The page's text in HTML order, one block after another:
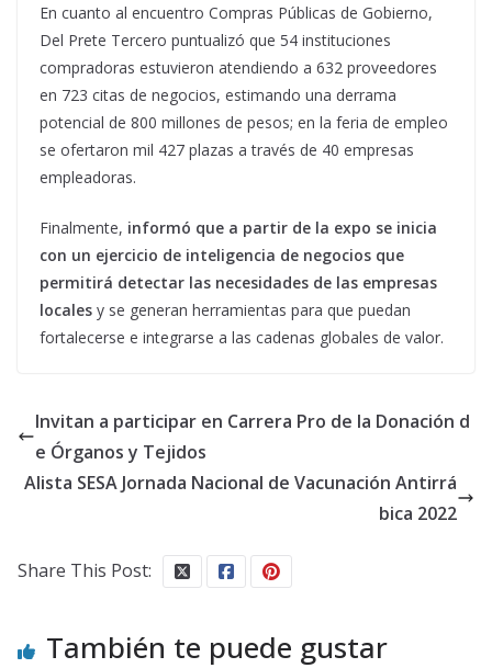
En cuanto al encuentro Compras Públicas de Gobierno,
Del Prete Tercero puntualizó que 54 instituciones
compradoras estuvieron atendiendo a 632 proveedores
en 723 citas de negocios, estimando una derrama
potencial de 800 millones de pesos; en la feria de empleo
se ofertaron mil 427 plazas a través de 40 empresas
empleadoras.
Finalmente, informó que a partir de la expo se inicia
con un ejercicio de inteligencia de negocios que
permitirá detectar las necesidades de las empresas
locales y se generan herramientas para que puedan
fortalecerse e integrarse a las cadenas globales de valor.
Invitan a participar en Carrera Pro de la Donación d
e Órganos y Tejidos
Alista SESA Jornada Nacional de Vacunación Antirrá
bica 2022
Share This Post:
También te puede gustar